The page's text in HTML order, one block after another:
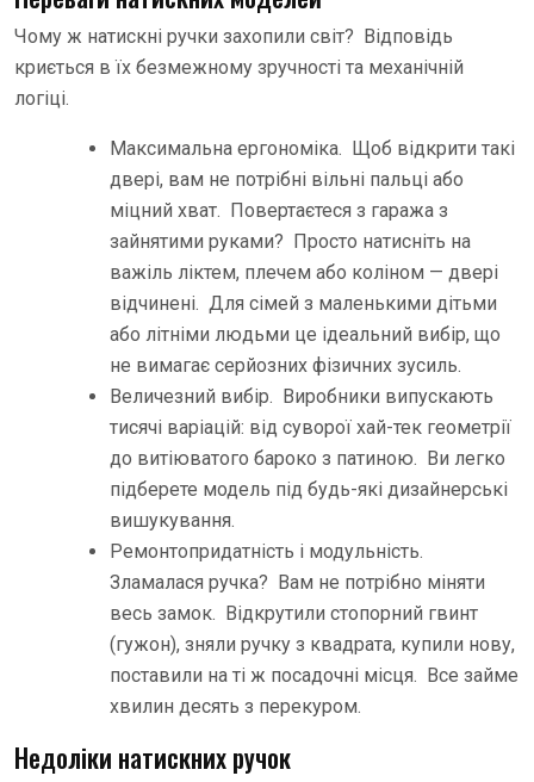
Чому ж натискні ручки захопили світ? Відповідь
криється в їх безмежному зручності та механічній
логіці.
Максимальна ергономіка. Щоб відкрити такі
двері, вам не потрібні вільні пальці або
міцний хват. Повертаєтеся з гаража з
зайнятими руками? Просто натисніть на
важіль ліктем, плечем або коліном — двері
відчинені. Для сімей з маленькими дітьми
або літніми людьми це ідеальний вибір, що
не вимагає серйозних фізичних зусиль.
Величезний вибір. Виробники випускають
тисячі варіацій: від суворої хай-тек геометрії
до витіюватого бароко з патиною. Ви легко
підберете модель під будь-які дизайнерські
вишукування.
Ремонтопридатність і модульність.
Зламалася ручка? Вам не потрібно міняти
весь замок. Відкрутили стопорний гвинт
(гужон), зняли ручку з квадрата, купили нову,
поставили на ті ж посадочні місця. Все займе
хвилин десять з перекуром.
Недоліки натискних ручок